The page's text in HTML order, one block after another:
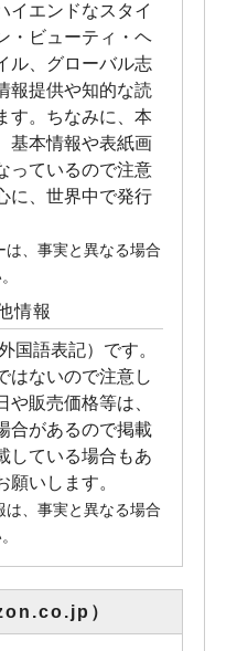
イエンドなスタイ
・ビューティ・ヘ
ル、グローバル志
報提供や知的な読
す。ちなみに、本
基本情報や表紙画
っているので注意
に、世界中で発行
、事実と異なる場合
情報
国語表記）です。
はないので注意し
や販売価格等は、
合があるので掲載
している場合もあ
願いします。
、事実と異なる場合
）